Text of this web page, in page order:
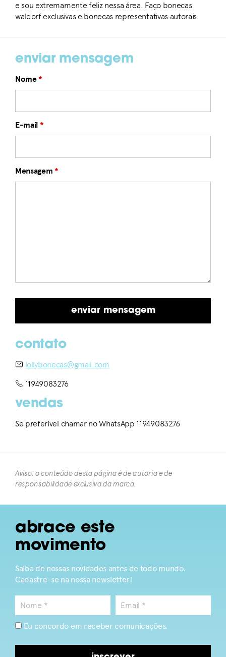
e sou extremamente feliz nessa área. Faço bonecas
waldorf exclusivas e bonecas representativas autorais.
enviar mensagem
Nome *
E-mail *
Mensagem *
contato
lollybonecas@gmail.com
11949083276
vendas
Se preferível chamar no WhatsApp 11949083276
Aviso: o conteúdo desta página é de autoria e de
responsabilidade exclusiva da marca.​
abrace este
movimento
Saiba de nossas novidades antes de todo mundo.
Cadastre-se na nossa newsletter!
Eu concordo em receber comunicações.